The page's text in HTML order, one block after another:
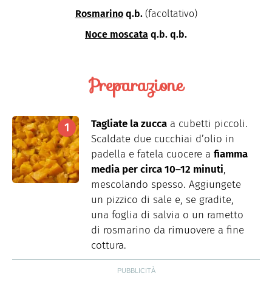
Rosmarino q.b.(facoltativo)
Noce moscata q.b. q.b.
Preparazione
Tagliate la zucca a cubetti piccoli.
Scaldate due cucchiai d’olio in
padella e fatela cuocere a fiamma
media per circa 10–12 minuti,
mescolando spesso. Aggiungete
un pizzico di sale e, se gradite,
una foglia di salvia o un rametto
di rosmarino da rimuovere a fine
cottura.